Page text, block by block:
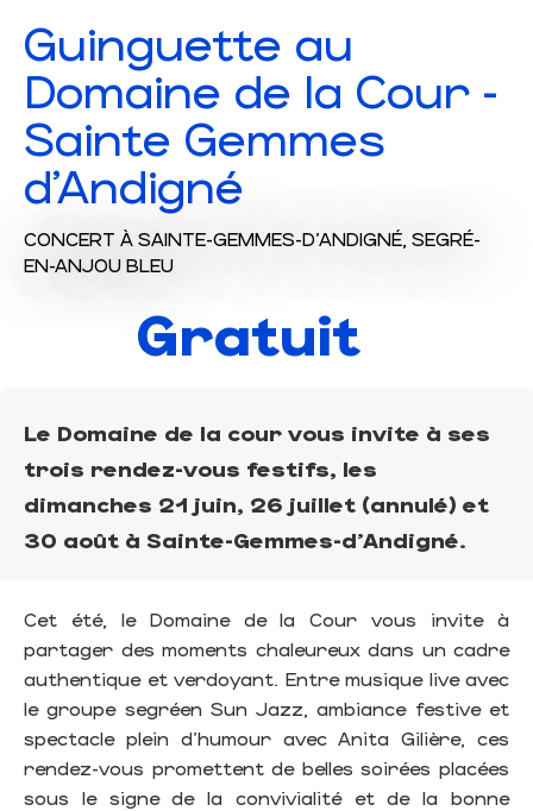
Guinguette au
Domaine de la Cour -
Sainte Gemmes
d'Andigné
CONCERT À SAINTE-GEMMES-D'ANDIGNÉ, SEGRÉ-
EN-ANJOU BLEU
Gratuit
Le Domaine de la cour vous invite à ses
trois rendez-vous festifs, les
dimanches 21 juin, 26 juillet (annulé) et
30 août à Sainte-Gemmes-d’Andigné.
Cet été, le Domaine de la Cour vous invite à
partager des moments chaleureux dans un cadre
authentique et verdoyant. Entre musique live avec
le groupe segréen Sun Jazz, ambiance festive et
spectacle plein d’humour avec Anita Gilière, ces
rendez-vous promettent de belles soirées placées
sous le signe de la convivialité et de la bonne